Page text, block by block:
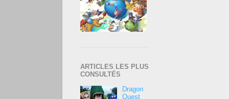
ARTICLES LES PLUS
CONSULTÉS
Dragon
Quest